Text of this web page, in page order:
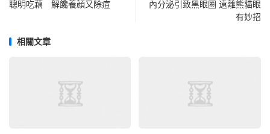
聰明吃藕 解饞養顔又除痘
內分泌引致黑眼圈 遠離熊貓眼
有妙招
相關文章